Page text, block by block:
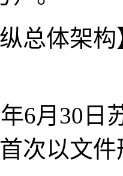
总体架构
6月30日
首次以文